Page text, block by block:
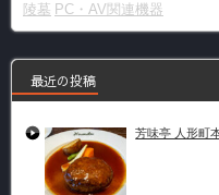
陵墓 PC・AV関連機器
最近の投稿
芳味亭 人形町